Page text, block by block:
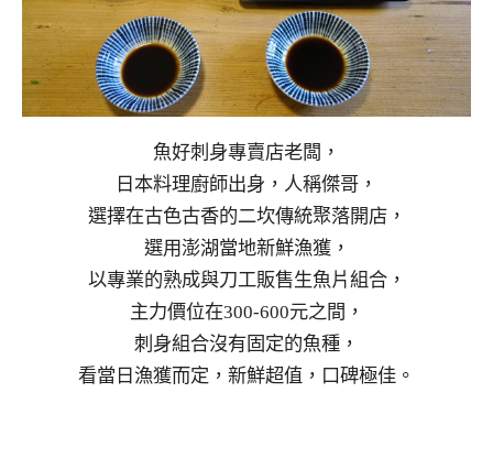
魚好刺身專賣店老闆，
日本料理廚師出身，人稱傑哥，
選擇在古色古香的二坎傳統聚落開店，
選用澎湖當地新鮮漁獲，
以專業的熟成與刀工販售生魚片組合，
主力價位在300-600元之間，
刺身組合沒有固定的魚種，
看當日漁獲而定，新鮮超值，口碑極佳。